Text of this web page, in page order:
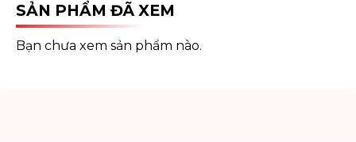
SẢN PHẨM ĐÃ XEM
Bạn chưa xem sản phẩm nào.